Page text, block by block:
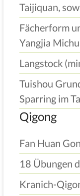
Taijiquan,
Fächerform
Yangjia
Langstock
Tuishou
Sparring im
Qigong
Fan Huan
18 Übungen
Kranich-